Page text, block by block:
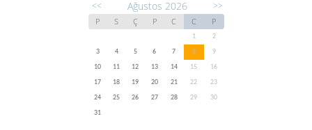
<< Ağustos 2026 >>
P S Ç P C C P
1
2
3
4 5 6 7 8
9
10
11 12 13 14 15
16
17
18 19 20 21 22
23
24
25 26 27 28 29
30
31